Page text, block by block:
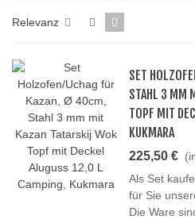
Relevanz
SET
STAHL 3 MM
TOPF MIT
KUKMARA
225,50 €
Als Set
für Sie
Die Ware